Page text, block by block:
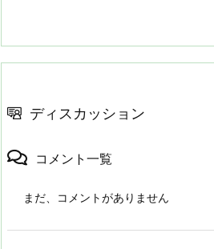
ディスカッション
コメント一覧
まだ、コメントがありません